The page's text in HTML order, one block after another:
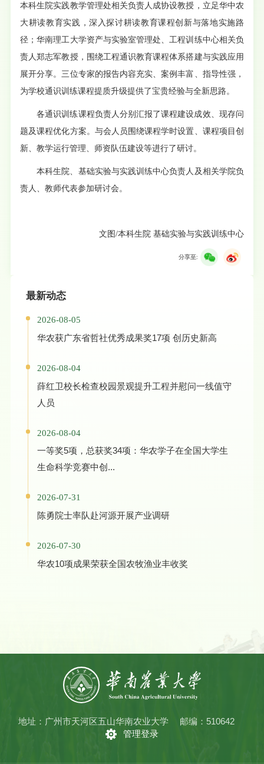
本科生院实践教学管理处相关负责人成协设教授，立足华中农
大耕读教育实践，深入探讨耕读教育课程创新与落地实施路
径；华南理工大学资产与实验室管理处、工程训练中心相关负
责人郑志军教授，围绕工程通识教育课程体系搭建与实践应用
展开分享。三位专家的报告内容充实、案例丰富、指导性强，
为学校通识训练课程提质升级提供了宝贵经验与全新思路。
各通识训练课程负责人分别汇报了课程建设成效、现存问
题及课程优化方案。与会人员围绕课程学时设置、课程项目创
新、教学运行管理、师资队伍建设等进行了研讨。
本科生院、 基础实验与实践训练中心负责人及相关学院负
责人、教师代表参加研讨会。
文图/本科生院 基础实验与实践训练中心
分享至:
最新动态
2026-08-05
华农获广东省哲社优秀成果奖17项 创历史新高
2026-08-04
薛红卫校长检查校园景观提升工程并慰问一线值守
人员
2026-08-04
一等奖5项，总获奖34项：华农学子在全国大学生
生命科学竞赛中创...
2026-07-31
陈勇院士率队赴河源开展产业调研
2026-07-30
华农10项成果荣获全国农牧渔业丰收奖
地址：广州市天河区五山华南农业大学
邮编：510642
管理登录